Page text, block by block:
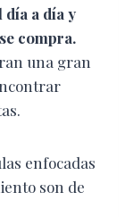
a día y
compra.
una gran
enfocadas
son de